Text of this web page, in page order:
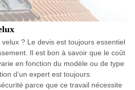
? Le devis est toujours essentiel
Il est bon à savoir que le coût
en fonction du modèle ou de type
d’un expert est toujours
parce que ce travail nécessite